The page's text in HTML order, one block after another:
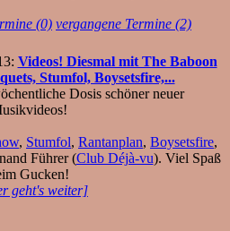
(0) vergangene Termine (2)
Videos! Diesmal mit The Baboon
Stumfol, Boysetsfire,...
Dosis schöner neuer
, Stumfol, Rantanplan, Boysetsfire,
Führer (Club Déjà-vu). Viel Spaß
Gucken!
geht's weiter]